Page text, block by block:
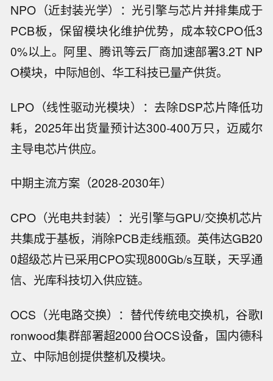
NPO（近封装光学）：光引擎与芯片并排集成于
PCB板，保留模块化维护优势，成本较CPO低3
0%以上。阿里、腾讯等云厂商加速部署3.2T NP
O模块，中际旭创、华工科技已量产供货。
LPO（线性驱动光模块）：去除DSP芯片降低功
耗，2025年出货量预计达300-400万只，迈威尔
主导电芯片供应。
中期主流方案（2028-2030年）
CPO（光电共封装）：光引擎与GPU/交换机芯片
共集成于基板，消除PCB走线瓶颈。英伟达GB20
0超级芯片已采用CPO实现800Gb/s互联，天孚通
信、光库科技切入供应链。
OCS（光电路交换）：替代传统电交换机，谷歌I
ronwood集群部署超2000台OCS设备，国内德科
立、中际旭创提供整机及模块。